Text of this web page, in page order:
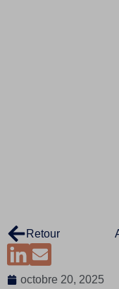
Retour
octobre 20, 2025